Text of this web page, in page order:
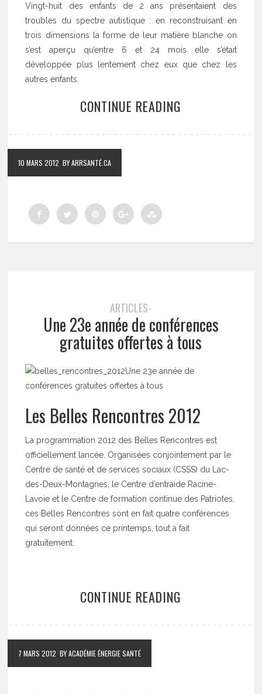
Vingt-huit des enfants de 2 ans présentaient des
troubles du spectre autistique : en reconstruisant en
trois dimensions la forme de leur matière blanche on
s’est aperçu qu’entre 6 et 24 mois elle s’était
développée plus lentement chez eux que chez les
autres enfants.
CONTINUE READING
10 MARS 2012 BY ARRSANTÉ.CA
ARTICLES-
Une 23e année de conférences
gratuites offertes à tous
Une 23e année de
conférences gratuites offertes à tous
Les Belles Rencontres 2012
La programmation 2012 des Belles Rencontres est
officiellement lancée. Organisées conjointement par le
Centre de santé et de services sociaux (CSSS) du Lac-
des-Deux-Montagnes, le Centre d’entraide Racine-
Lavoie et le Centre de formation continue des Patriotes,
ces Belles Rencontres sont en fait quatre conférences
qui seront données ce printemps, tout à fait
gratuitement.
CONTINUE READING
7 MARS 2012 BY ACADÉMIE ÉNERGIE SANTÉ